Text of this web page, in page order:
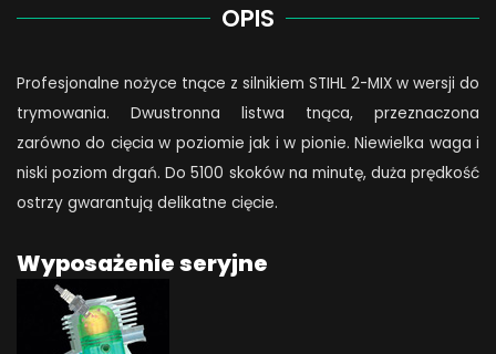
OPIS
Profesjonalne nożyce tnące z silnikiem STIHL 2-MIX w wersji do
trymowania. Dwustronna listwa tnąca, przeznaczona
zarówno do cięcia w poziomie jak i w pionie. Niewielka waga i
niski poziom drgań. Do 5100 skoków na minutę, duża prędkość
ostrzy gwarantują delikatne cięcie.
Wyposażenie seryjne